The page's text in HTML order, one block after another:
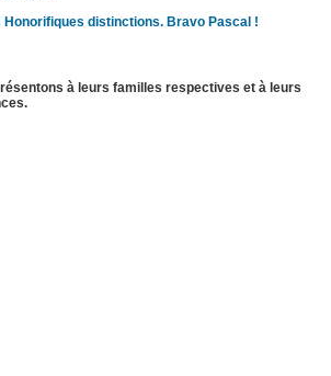
distinctions. Bravo Pascal !
à leurs familles respectives et à leurs